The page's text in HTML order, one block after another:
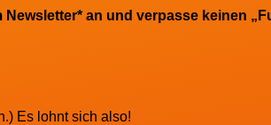
an und verpasse keinen
Es lohnt sich also!